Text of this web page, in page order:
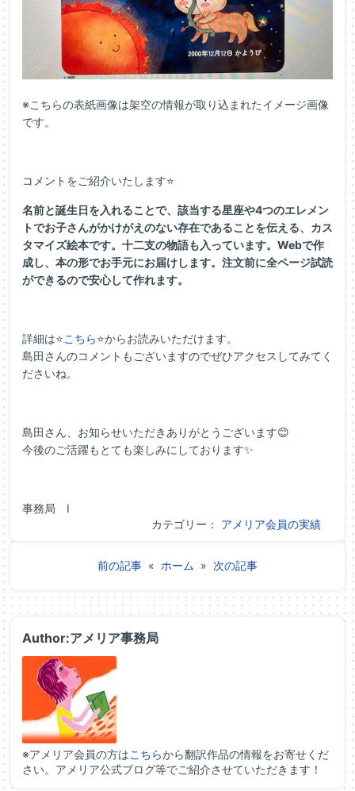
※こちらの表紙画像は架空の情報が取り込まれたイメージ画像
です。
コメントをご紹介いたします⭐
名前と誕生日を入れることで、該当する星座や4つのエレメン
トでお子さんがかけがえのない存在であることを伝える、カス
タマイズ絵本です。十二支の物語も入っています。Webで作
成し、本の形でお手元にお届けします。注文前に全ページ試読
ができるので安心して作れます。
詳細は⭐こちら⭐からお読みいただけます。
島田さんのコメントもございますのでぜひアクセスしてみてく
ださいね。
島田さん、お知らせいただきありがとうございます😊
今後のご活躍もとても楽しみにしております✨
事務局 I
カテゴリー： アメリア会員の実績
前の記事 « ホーム » 次の記事
Author:アメリア事務局
※アメリア会員の方はこちらから翻訳作品の情報をお寄せくだ
さい。アメリア公式ブログ等でご紹介させていただきます！